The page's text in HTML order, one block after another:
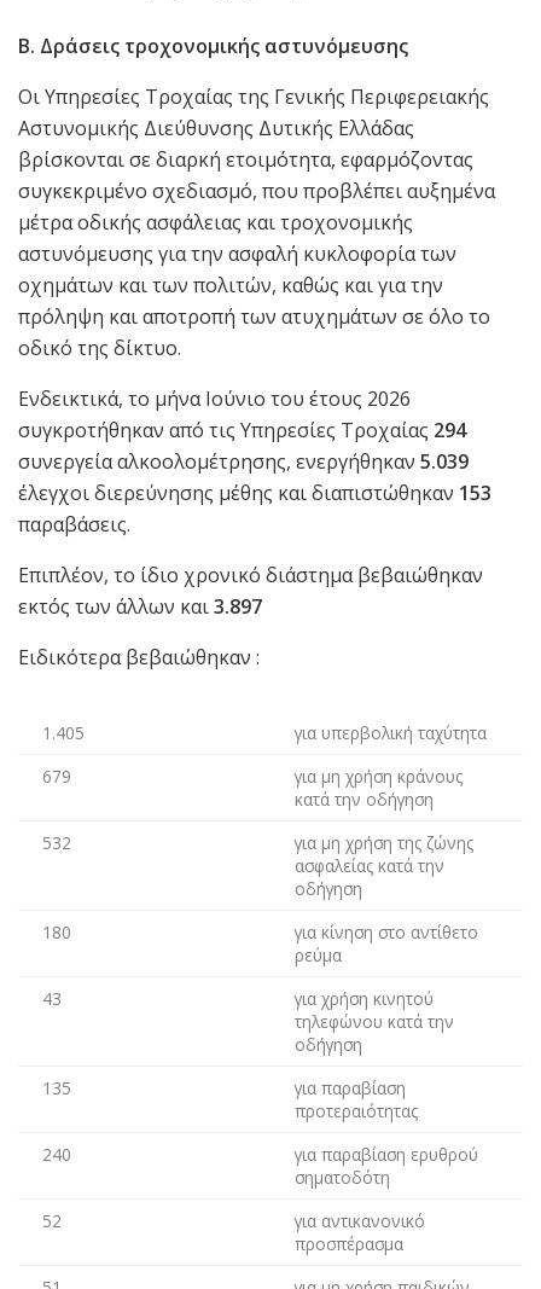
Β. Δράσεις τροχονομικής αστυνόμευσης
Οι Υπηρεσίες Τροχαίας της Γενικής Περιφερειακής
Αστυνομικής Διεύθυνσης Δυτικής Ελλάδας
βρίσκονται σε διαρκή ετοιμότητα, εφαρμόζοντας
συγκεκριμένο σχεδιασμό, που προβλέπει αυξημένα
μέτρα οδικής ασφάλειας και τροχονομικής
αστυνόμευσης για την ασφαλή κυκλοφορία των
οχημάτων και των πολιτών, καθώς και για την
πρόληψη και αποτροπή των ατυχημάτων σε όλο το
οδικό της δίκτυο.
Ενδεικτικά, το μήνα Ιούνιο του έτους 2026
συγκροτήθηκαν από τις Υπηρεσίες Τροχαίας 294
συνεργεία αλκοολομέτρησης, ενεργήθηκαν 5.039
έλεγχοι διερεύνησης μέθης και διαπιστώθηκαν 153
παραβάσεις.
Επιπλέον, το ίδιο χρονικό διάστημα βεβαιώθηκαν
εκτός των άλλων και3.897
Ειδικότερα βεβαιώθηκαν :
1.405
για υπερβολική ταχύτητα
679
για μη χρήση κράνους
κατά την οδήγηση
532
για μη χρήση της ζώνης
ασφαλείας κατά την
οδήγηση
180
για κίνηση στο αντίθετο
ρεύμα
43
για χρήση κινητού
τηλεφώνου κατά την
οδήγηση
135
για παραβίαση
προτεραιότητας
240
για παραβίαση ερυθρού
σηματοδότη
52
για αντικανονικό
προσπέρασμα